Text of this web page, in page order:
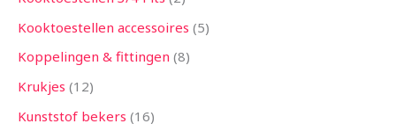
Kooktoestellen accessoires 5
Koppelingen & fittingen 8
Krukjes 12
Kunststof bekers 16